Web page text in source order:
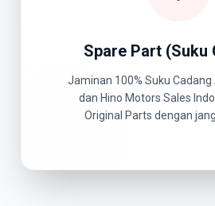
Spare Part (Suku
Jaminan 100% Suku Cadang
dan Hino Motors Sales
Original Parts dengan